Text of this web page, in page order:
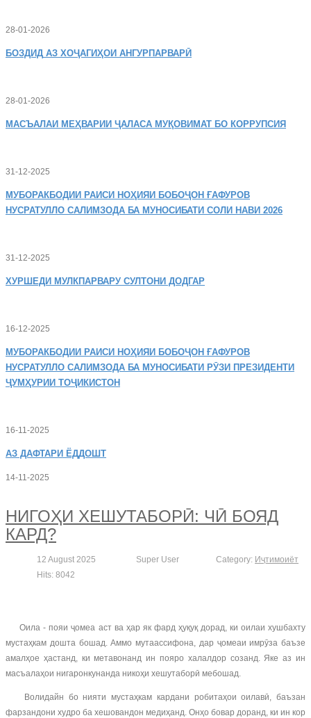
28-01-2026
БОЗДИД АЗ ХОҶАГИҲОИ АНГУРПАРВАРӢ
28-01-2026
МАСЪАЛАИ МЕҲВАРИИ ҶАЛАСА МУҚОВИМАТ БО КОРРУПСИЯ
31-12-2025
МУБОРАКБОДИИ РАИСИ НОҲИЯИ БОБОҶОН ҒАФУРОВ
НУСРАТУЛЛО САЛИМЗОДА БА МУНОСИБАТИ СОЛИ НАВИ 2026
31-12-2025
ХУРШЕДИ МУЛКПАРВАРУ СУЛТОНИ ДОДГАР
16-12-2025
МУБОРАКБОДИИ РАИСИ НОҲИЯИ БОБОҶОН ҒАФУРОВ
НУСРАТУЛЛО САЛИМЗОДА БА МУНОСИБАТИ РӮЗИ ПРЕЗИДЕНТИ
ҶУМҲУРИИ ТОҶИКИСТОН
16-11-2025
АЗ ДАФТАРИ ЁДДОШТ
14-11-2025
НИГОҲИ ХЕШУТАБОРӢ: ЧӢ БОЯД
КАРД?
12 August 2025 Super User Category: Иҷтимоиёт
Hits: 8042
Оила - пояи ҷомеа аст ва ҳар як фард ҳуқуқ дорад, ки оилаи хушбахту
мустаҳкам дошта бошад. Аммо мутаассифона, дар ҷомеаи имрӯза баъзе
амалҳое ҳастанд, ки метавонанд ин пояро халалдор созанд. Яке аз ин
масъалаҳои нигаронкунанда никоҳи хешутаборӣ мебошад.
Волидайн бо нияти мустаҳкам кардани робитаҳои оилавӣ, баъзан
фарзандони худро ба хешовандон медиҳанд. Онҳо бовар доранд, ки ин кор